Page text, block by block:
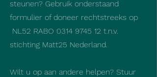
steunen? Gebruik onderstaand
formulier of doneer rechtstreeks op
NL52 RABO 0314 9745 12 t.n.v.
stichting Matt25 Nederland.
Wilt u op aan andere helpen? Stuur